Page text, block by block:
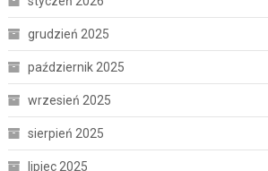
grudzień 2025
październik 2025
wrzesień 2025
sierpień 2025
lipiec 2025